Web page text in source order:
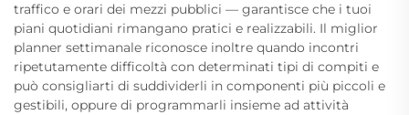
traffico e orari dei mezzi pubblici — garantisce che i tuoi
piani quotidiani rimangano pratici e realizzabili. Il miglior
planner settimanale riconosce inoltre quando incontri
ripetutamente difficoltà con determinati tipi di compiti e
può consigliarti di suddividerli in componenti più piccoli e
gestibili, oppure di programmarli insieme ad attività